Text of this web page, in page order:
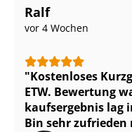
Ralf
vor 4 Wochen
Kostenloses
ETW. Bewertung
kaufs­er­geb­nis lag
Bin sehr